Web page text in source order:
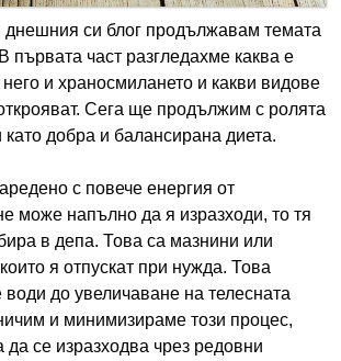
днешния си блог продължавам темата
първата част разгледахме каква е
и храносмилането и какви видове
Сега ще продължим с ролята
като добра и балансирана диета.
с повече енергия от
може напълно да я изразходи, то тя
в депа. Това са мазнини или
я отпускат при нужда. Това
до увеличаване на телесната
и минимизираме този процес,
да се изразходва чрез редовни